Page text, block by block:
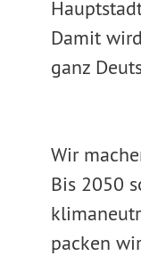
Damit
ganz
Wir
Bis 2050
packen